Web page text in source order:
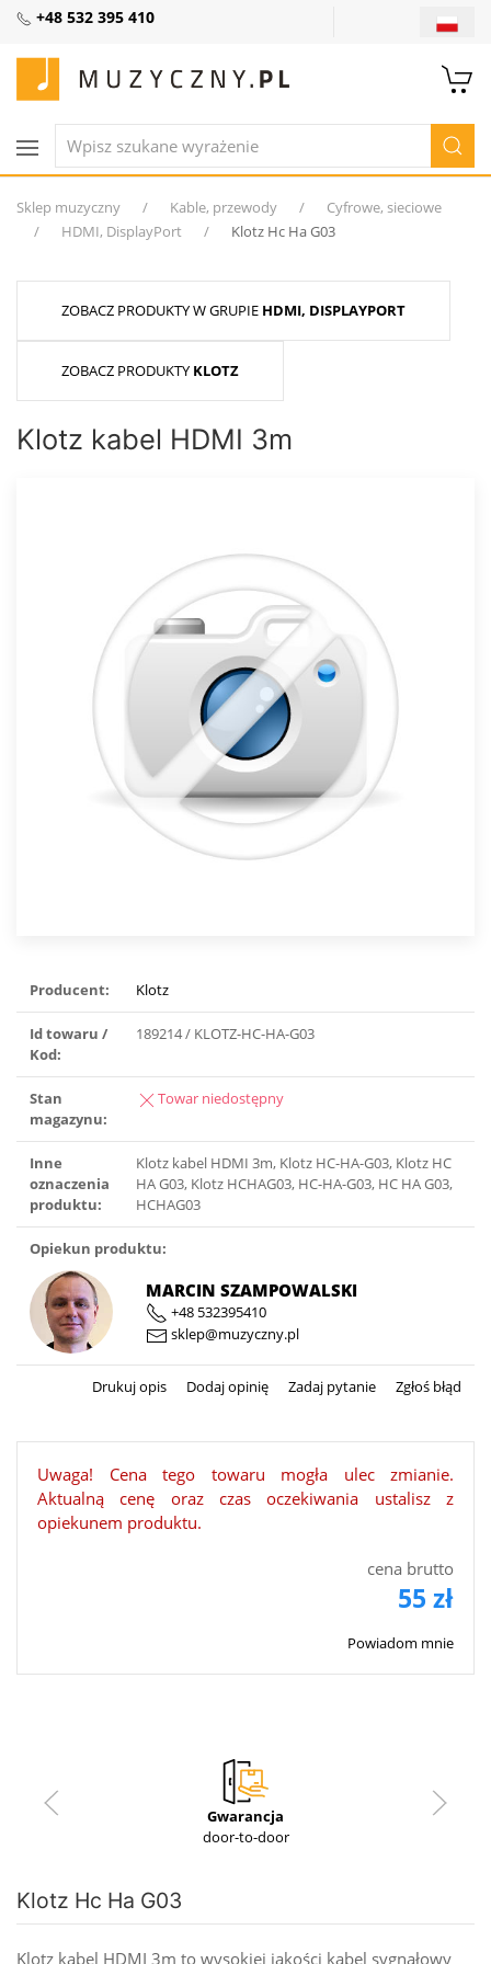
+48 532 395 410
Sklep muzyczny Kable, przewody
Cyfrowe, sieciowe
HDMI, DisplayPort
Klotz Hc Ha G03
ZOBACZ PRODUKTY W GRUPIE HDMI, DISPLAYPORT
ZOBACZ PRODUKTY KLOTZ
Klotz kabel HDMI 3m
Producent: Klotz
Id towaru /
Kod:
189214 / KLOTZ-HC-HA-G03
Stan
magazynu:
Towar niedostępny
Inne
oznaczenia
produktu:
Klotz kabel HDMI 3m, Klotz HC-HA-G03, Klotz HC
HA G03, Klotz HCHAG03, HC-HA-G03, HC HA G03,
HCHAG03
Opiekun produktu:
MARCIN SZAMPOWALSKI
+48 532395410
sklep@muzyczny.pl
Drukuj opis Dodaj opinię Zadaj pytanie Zgłoś błąd
Uwaga! Cena tego towaru mogła ulec zmianie.
Aktualną cenę oraz czas oczekiwania ustalisz z
opiekunem produktu.
cena brutto
55 zł
Powiadom mnie
Gwarancja
door-to-door
Klotz Hc Ha G03
Klotz kabel HDMI 3m to wysokiej jakości kabel sygnałowy